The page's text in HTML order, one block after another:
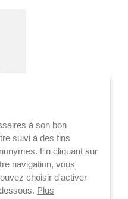
à son bon
suivi à des fins
En cliquant sur
navigation, vous
choisir d'activer
Plus